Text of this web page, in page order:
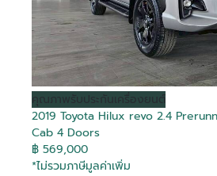
คุณภาพรับประกันเครื่องยนต์
2019 Toyota Hilux revo 2.4
Cab 4 Doors
฿ 569,000
*ไม่รวมภาษีมูลค่าเพิ่ม